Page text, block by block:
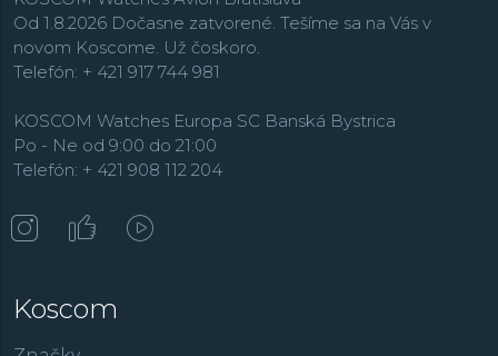
Od 1.8.2026 Dočasne zatvorené. Tešíme sa na Vás v
novom Koscome. Už čoskoro.
Telefón: + 421 917 744 981
KOSCOM Watches Europa SC Banská Bystrica
Po - Ne od 9:00 do 21:00
Telefón: + 421 908 112 204
Koscom